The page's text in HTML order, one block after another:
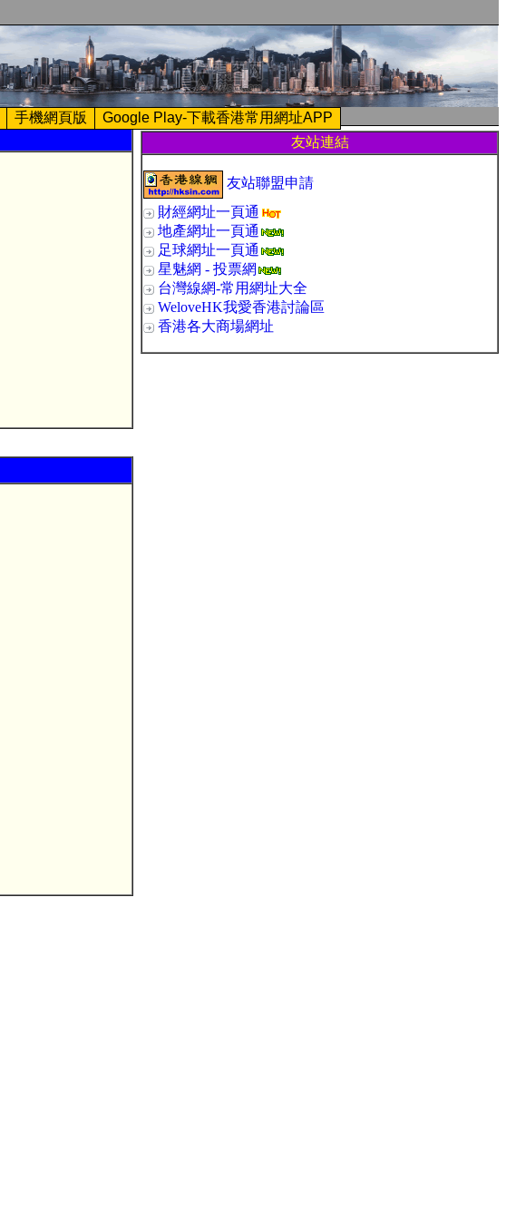
手機網頁版 Google Play-下載香港常用網址APP
友站連結
友站聯盟申請
財經網址一頁通
地產網址一頁通
足球網址一頁通
星魅網 - 投票網
台灣線網-常用網址大全
WeloveHK我愛香港討論區
香港各大商場網址